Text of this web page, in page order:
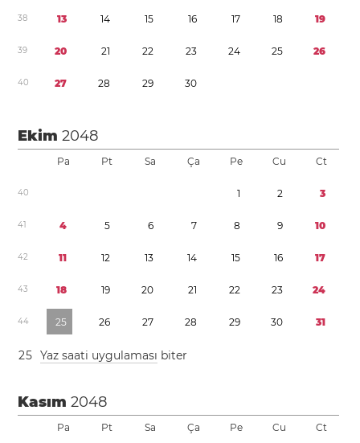
38 13 14 15 16 17 18 19
39 20 21 22 23 24 25 26
40 27 28 29 30
Ekim2048
Pa Pt Sa Ça Pe Cu Ct
40 1 2 3
41 4 5 6 7 8 9 10
42 11 12 13 14 15 16 17
43 18 19 20 21 22 23 24
44 25 26 27 28 29 30 31
25 Yaz saati uygulaması biter
Kasım2048
Pa Pt Sa Ça Pe Cu Ct